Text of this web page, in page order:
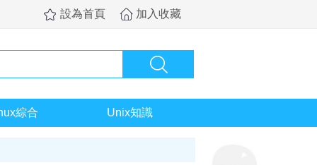
設為首頁 加入收藏
綜合 Unix知識